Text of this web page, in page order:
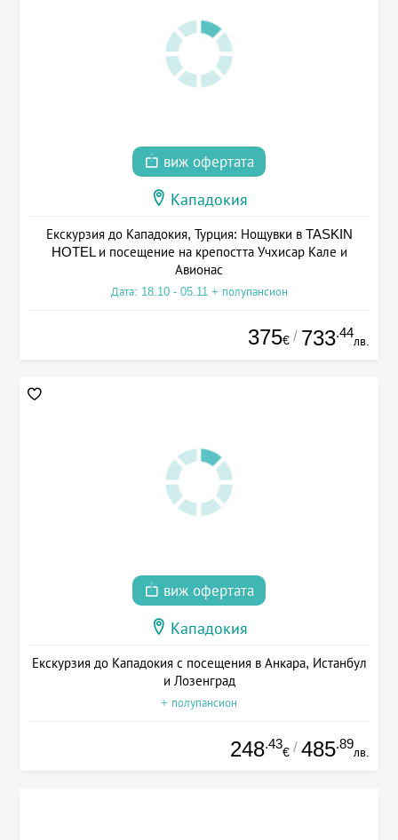
виж офертата
Кападокия
Екскурзия до Кападокия, Турция: Нощувки в TASKIN
HOTEL и посещение на крепостта Учхисар Кале и
Авионас
Дата: 18.10 - 05.11 + полупансион
375€ / 733.44
лв.
виж офертата
Кападокия
Екскурзия до Кападокия с посещения в Анкара, Истанбул
и Лозенград
+ полупансион
248.43
€ / 485.89
лв.